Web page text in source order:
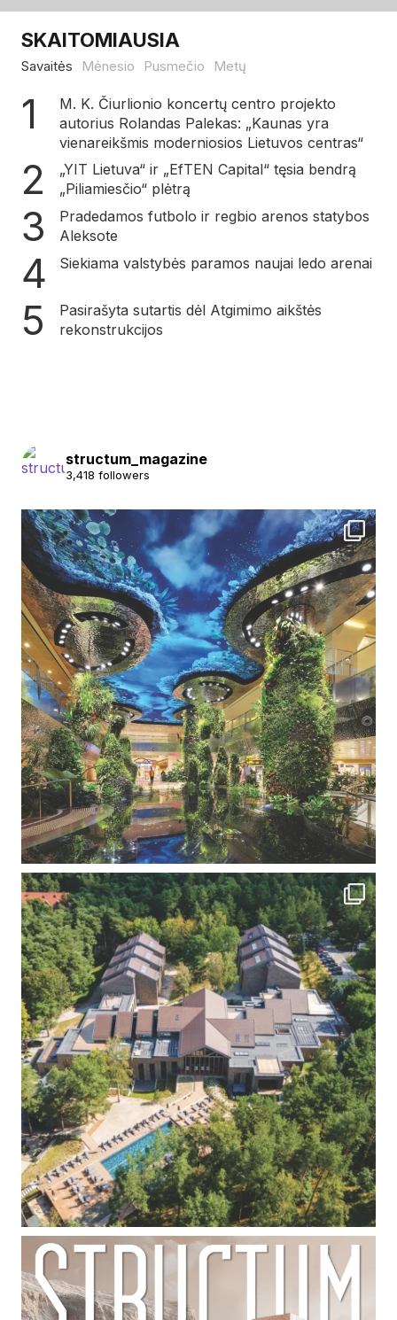
SKAITOMIAUSIA
Savaitės Mėnesio Pusmečio Metų
M. K. Čiurlionio koncertų centro projekto
autorius Rolandas Palekas: „Kaunas yra
vienareikšmis moderniosios Lietuvos centras“
„YIT Lietuva“ ir „EfTEN Capital“ tęsia bendrą
„Piliamiesčio“ plėtrą
Pradedamos futbolo ir regbio arenos statybos
Aleksote
Siekiama valstybės paramos naujai ledo arenai
Pasirašyta sutartis dėl Atgimimo aikštės
rekonstrukcijos
structum_magazine
3,418 followers